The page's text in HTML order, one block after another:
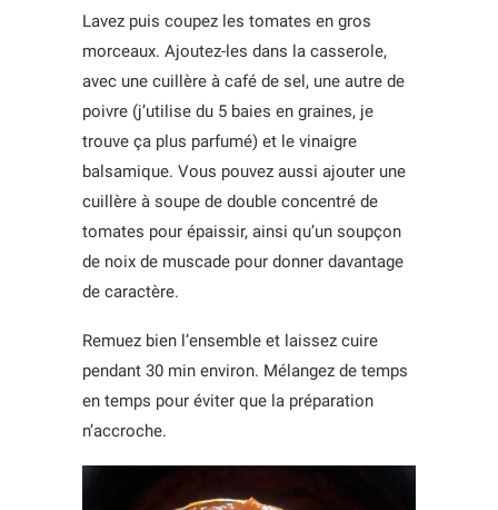
Lavez puis coupez les tomates en gros
morceaux. Ajoutez-les dans la casserole,
avec une cuillère à café de sel, une autre de
poivre (j’utilise du 5 baies en graines, je
trouve ça plus parfumé) et le vinaigre
balsamique. Vous pouvez aussi ajouter une
cuillère à soupe de double concentré de
tomates pour épaissir, ainsi qu’un soupçon
de noix de muscade pour donner davantage
de caractère.
Remuez bien l’ensemble et laissez cuire
pendant 30 min environ. Mélangez de temps
en temps pour éviter que la préparation
n’accroche.